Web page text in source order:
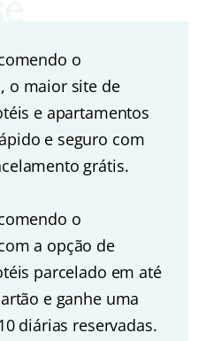
o
, o maior site de
e apartamentos
e seguro com
grátis.
o
a opção de
parcelado em até
e ganhe uma
diárias reservadas.